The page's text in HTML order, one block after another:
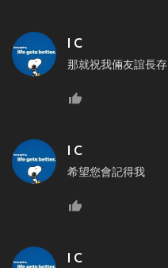
I C
那就祝我倆友誼長存
I C
希望您會記得我
I C